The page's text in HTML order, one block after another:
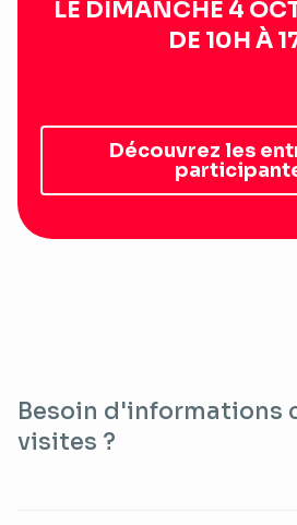
LE DIMANCHE 4
DE 10H À
Découvrez les
Besoin d'informations
visites ?